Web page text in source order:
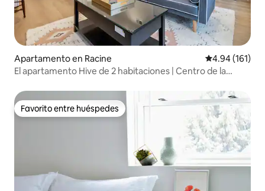
Apartamento en Racine Calificación
4.94 (161)
El apartamento Hive de 2 habitaciones | Centro de la
Favorito entre huéspedes
Favorito entre huéspedes